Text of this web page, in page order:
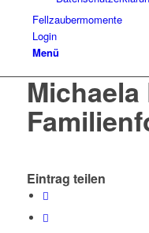
Fellzaubermomente
Login
Menü
Michaela
Eintrag teilen